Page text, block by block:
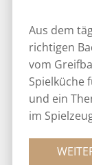
Aus dem
richtigen
vom
Spielküche
und ein
im